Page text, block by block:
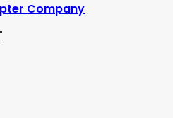
Company